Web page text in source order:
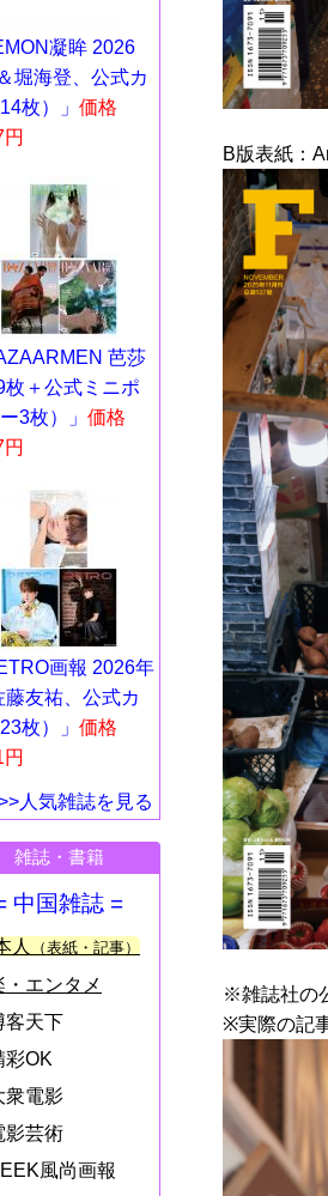
凝眸 2026
堀海登、公式カ
枚）」 価格
芭莎
枚＋公式ミニポ
3枚）」 価格
画報 2026年
藤友祐、公式カ
枚）」 価格
人気雑誌を見る
雑誌・書籍
中国雑誌 =
人 （表紙・記事）
・エンタメ
客天下
彩OK
衆電影
影芸術
風尚画報
B版表紙：
※雑誌社の
※実際の記